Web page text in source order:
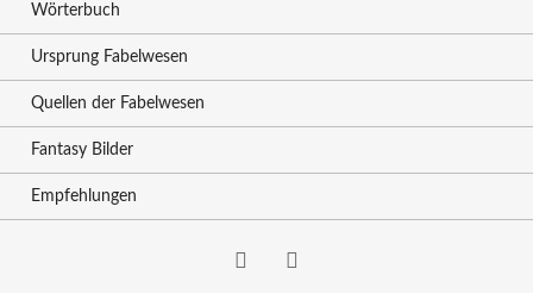
Wörterbuch
Ursprung Fabelwesen
Quellen der Fabelwesen
Fantasy Bilder
Empfehlungen